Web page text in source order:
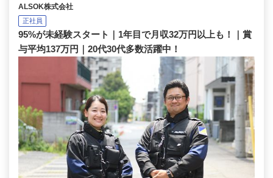
ALSOK株式会社
正社員
95%が未経験スタート｜1年目で月収32万円以上も！｜賞
与平均137万円｜20代30代多数活躍中！